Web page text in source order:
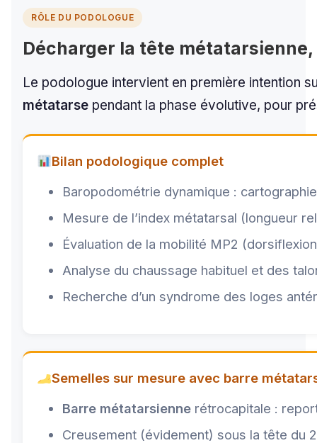
RÔLE DU PODOLOGUE
Décharger la tête
Le podologue intervient en première intention
métatarse pendant la phase évolutive, pour
Bilan podologique complet
Baropodométrie dynamique :
Mesure de l’index métatarsal (longueur
Évaluation de la mobilité MP2
Analyse du chaussage habituel et des
Recherche d’un syndrome des loges
Semelles sur mesure avec barre
Barre métatarsienne rétrocapitale :
Creusement (évidement) sous la tête du